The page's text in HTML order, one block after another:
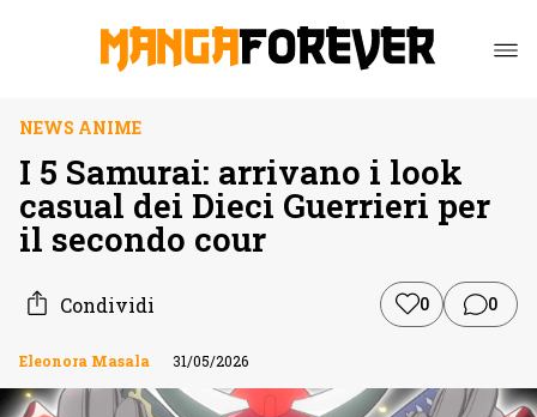
NEWS ANIME
I 5 Samurai: arrivano i look
casual dei Dieci Guerrieri per
il secondo cour
Condividi 0 0
Eleonora Masala 31/05/2026